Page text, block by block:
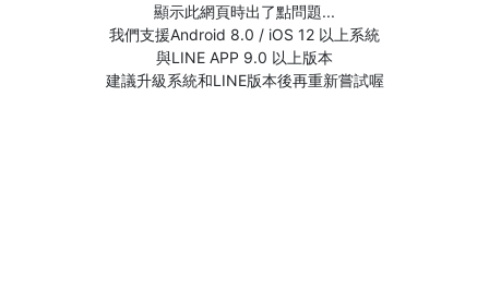
顯示此網頁時出了點問題...
我們支援Android 8.0 / iOS 12 以上系統
與LINE APP 9.0 以上版本
建議升級系統和LINE版本後再重新嘗試喔